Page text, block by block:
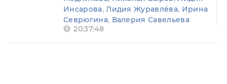
Инсарова,Лидия Журавлёва, Ирина
Севрюгина, Валерия Савельева
20:37:48